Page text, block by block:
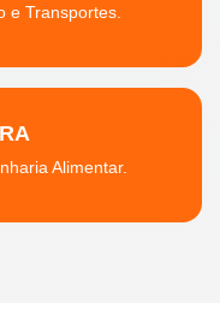
e Transportes.
Alimentar.